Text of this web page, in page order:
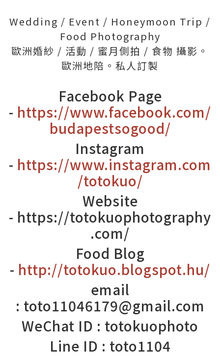
Wedding / Event / Honeymoon Trip /
Food Photography
歐洲婚紗 / 活動 / 蜜月側拍 / 食物 攝影。
歐洲地陪。私人訂製
Facebook Page
- https://www.facebook.com/
budapestsogood/
Instagram
- https://www.instagram.com
/totokuo/
Website
- https://totokuophotography
.com/
Food Blog
- http://totokuo.blogspot.hu/
email
: toto11046179@gmail.com
WeChat ID : totokuophoto
Line ID : toto1104